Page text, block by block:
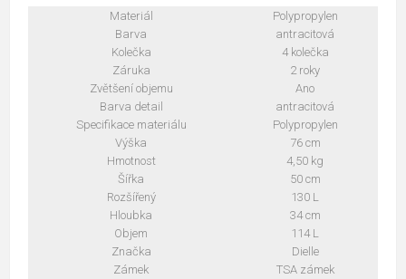
Materiál
Polypropylen
Barva
antracitová
Kolečka
4 kolečka
Záruka
2 roky
Zvětšení objemu
Ano
Barva detail
antracitová
Specifikace materiálu
Polypropylen
Výška
76 cm
Hmotnost
4,50 kg
Šířka
50 cm
Rozšířený
130 L
Hloubka
34 cm
Objem
114 L
Značka
Dielle
Zámek
TSA zámek